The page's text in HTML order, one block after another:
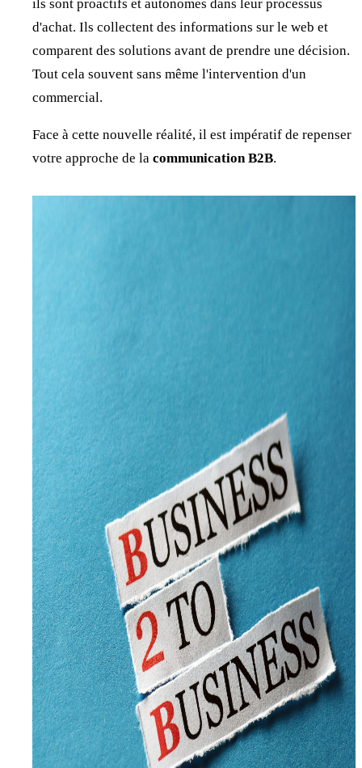
ils sont proactifs et autonomes dans leur processus
d'achat. Ils collectent des informations sur le web et
comparent des solutions avant de prendre une décision.
Tout cela souvent sans même l'intervention d'un
commercial.
Face à cette nouvelle réalité, il est impératif de repenser
votre approche de la communication B2B.